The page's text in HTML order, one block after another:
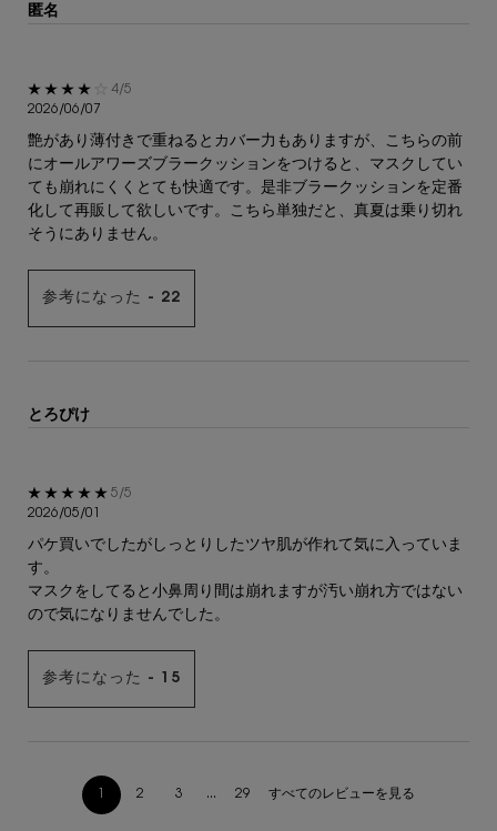
匿名
5星中4。
4/5
2026/06/07
艶があり薄付きで重ねるとカバー力もありますが、こちらの前
にオールアワーズブラークッションをつけると、マスクしてい
ても崩れにくくとても快適です。是非ブラークッションを定番
化して再販して欲しいです。こちら単独だと、真夏は乗り切れ
そうにありません。
参考になった - 22
とろぴけ
5星中5。
5/5
2026/05/01
パケ買いでしたがしっとりしたツヤ肌が作れて気に入っていま
す。
マスクをしてると小鼻周り間は崩れますが汚い崩れ方ではない
ので気になりませんでした。
参考になった - 15
ページ 1/29。 現在のページ
2 3 ... 29 すべてのレビューを見る